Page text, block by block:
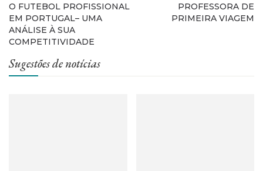
O FUTEBOL PROFISSIONAL
EM PORTUGAL– UMA
ANÁLISE À SUA
COMPETITIVIDADE
PROFESSORA DE
PRIMEIRA VIAGEM
Sugestões de notícias